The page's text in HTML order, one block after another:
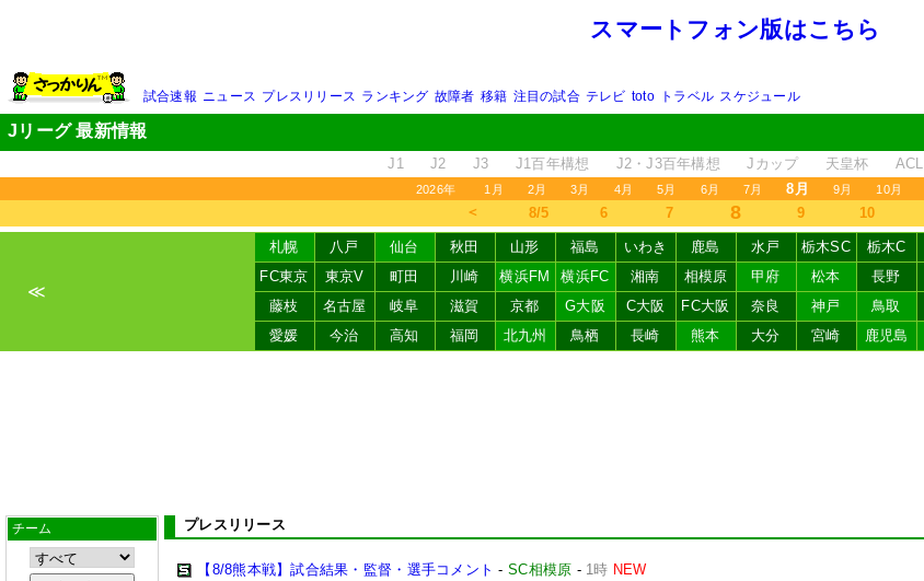
スマートフォン版はこちら
試合速報 ニュース プレスリリース ランキング 故障者 移籍 注目の試合 テレビ toto トラベル スケジュール
Jリーグ 最新情報
J1 J2 J3 J1百年構想 J2・J3百年構想 Jカップ 天皇杯 ACL
2026年 1月 2月 3月 4月 5月 6月 7月 8月 9月 10月
＜ 8/5 6 7 8 9 10
≪
札幌 八戸 仙台 秋田 山形 福島 いわき 鹿島 水戸 栃木SC 栃木C
FC東京
東京V 町田 川崎 横浜FM 横浜FC 湘南 相模原 甲府 松本 長野
藤枝
名古屋 岐阜 滋賀 京都 G大阪 C大阪 FC大阪 奈良 神戸 鳥取
愛媛
今治 高知 福岡 北九州 鳥栖 長崎 熊本 大分 宮崎 鹿児島
チーム プレスリリース
【8/8熊本戦】試合結果・監督・選手コメント - SC相模原 - 1時 NEW